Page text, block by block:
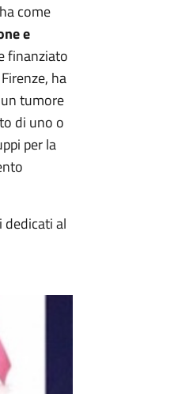
come
e
finanziato
ha
tumore
di uno o
per la
dedicati al